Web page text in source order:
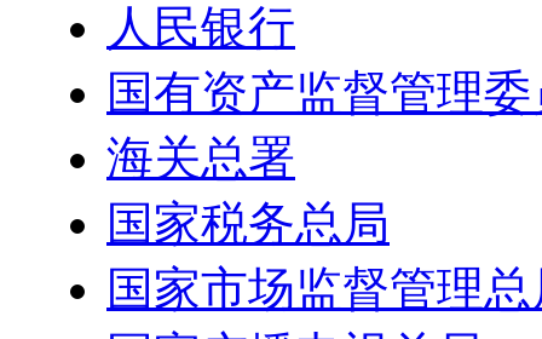
人民银行
国有资产监督管理
海关总署
国家税务总局
国家市场监督管理